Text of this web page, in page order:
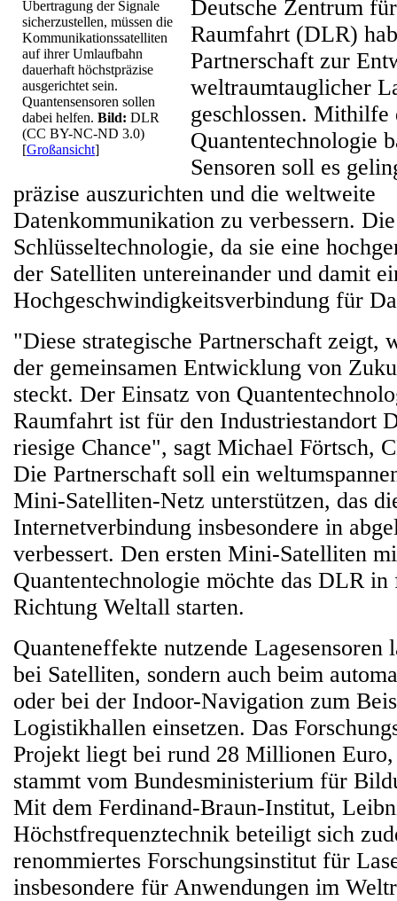
Übertragung der Signale
sicherzustellen, müssen die
Kommunikationssatelliten
auf ihrer Umlaufbahn
dauerhaft höchstpräzise
ausgerichtet sein.
Quantensensoren sollen
dabei helfen. Bild: DLR
(CC BY-NC-ND 3.0)
[Großansicht]
Deutsche Zentrum
Raumfahrt (DLR)
Partnerschaft zur
weltraumtauglicher
geschlossen. Mithilfe
Quantentechnologie
Sensoren soll es
präzise auszurichten und die weltweite
Datenkommunikation zu verbessern.
Schlüsseltechnologie, da sie eine
der Satelliten untereinander und damit
Hochgeschwindigkeitsverbindung für
"Diese strategische Partnerschaft zeigt,
der gemeinsamen Entwicklung von
steckt. Der Einsatz von
Raumfahrt ist für den Industriestandort
riesige Chance", sagt Michael Förtsch,
Die Partnerschaft soll ein
Mini-Satelliten-Netz unterstützen, das
Internetverbindung insbesondere in
verbessert. Den ersten Mini-Satelliten
Quantentechnologie möchte das DLR in
Richtung Weltall starten.
Quanteneffekte nutzende Lagesensoren
bei Satelliten, sondern auch beim
oder bei der Indoor-Navigation zum
Logistikhallen einsetzen. Das
Projekt liegt bei rund 28 Millionen
stammt vom Bundesministerium für
Mit dem Ferdinand-Braun-Institut,
Höchstfrequenztechnik beteiligt sich
renommiertes Forschungsinstitut für
insbesondere für Anwendungen im